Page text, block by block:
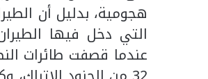
هجومية، بدليل أن
عندما قصفت طائرات